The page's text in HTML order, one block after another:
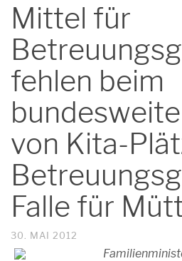
Mittel für
fehlen beim
von Kita-
Falle für
30. MAI 2012